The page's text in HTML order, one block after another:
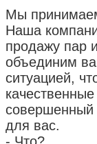
Мы
Наша
продажу пар
объединим
ситуацией,
совершенный
для вас.